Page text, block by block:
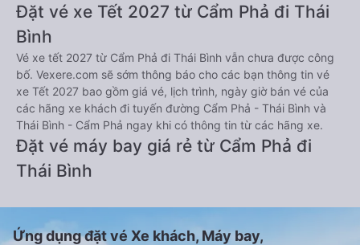
Đặt vé xe Tết 2027 từ Cẩm Phả đi Thái
Bình
Vé xe tết 2027 từ Cẩm Phả đi Thái Bình vẫn chưa được công
bố. Vexere.com sẽ sớm thông báo cho các bạn thông tin vé
xe Tết 2027 bao gồm giá vé, lịch trình, ngày giờ bán vé của
các hãng xe khách đi tuyến đường Cẩm Phả - Thái Bình và
Thái Bình - Cẩm Phả ngay khi có thông tin từ các hãng xe.
Đặt vé máy bay giá rẻ từ Cẩm Phả đi
Thái Bình
Ứng dụng đặt vé Xe khách, Máy bay,